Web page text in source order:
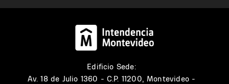
Edificio Sede:
Av. 18 de Julio 1360 - C.P. 11200, Montevideo -